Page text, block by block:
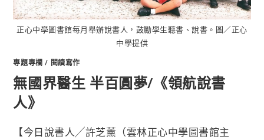
正心中學圖書館每月舉辦說書人，鼓勵學生聽書、說書。圖／正心
中學提供
專題專欄 / 閱讀寫作
無國界醫生 半百圓夢/《領航說書
人》
【今日說書人╱許芝薰（雲林正心中學圖書館主